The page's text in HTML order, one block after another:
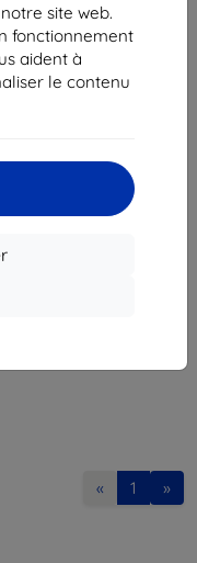
site web.
fonctionnement
aident à
le contenu
« 1 »